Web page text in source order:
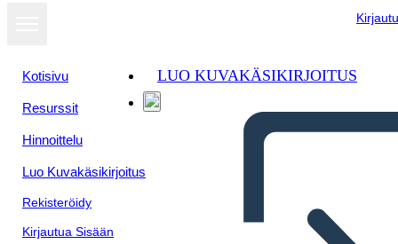
Kotisivu
Resurssit
Hinnoittelu
Luo Kuvakäsikirjoitus
Rekisteröidy
Kirjautua Sisään
LUO KUVAKÄSIKIRJOITUS